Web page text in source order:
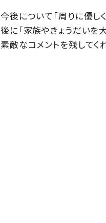
今後について「周りに優し
後に「家族やきょうだいを
素敵なコメントを残してく